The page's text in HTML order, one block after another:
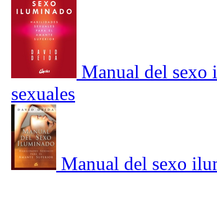
Manual del sexo
sexuales
Manual del sexo